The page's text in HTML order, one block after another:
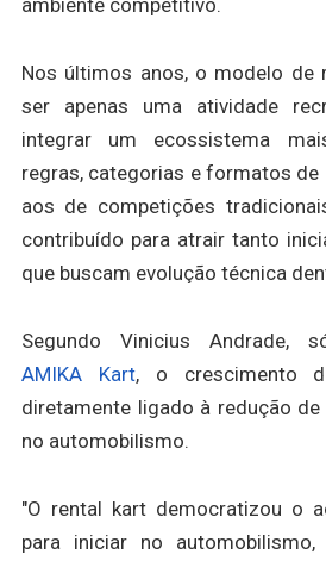
ambiente competitivo.
Nos últimos anos, o modelo de
ser apenas uma atividade
integrar um ecossistema
regras, categorias e formatos de
aos de competições
contribuído para atrair tanto
que buscam evolução técnica
Segundo Vinicius Andrade,
AMIKA Kart, o crescimento
diretamente ligado à redução
no automobilismo.
"O rental kart democratizou o
para iniciar no